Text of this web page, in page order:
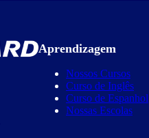
Aprendizagem
Nossos Cursos
Curso de Inglês
Curso de Espanhol
Nossas Escolas